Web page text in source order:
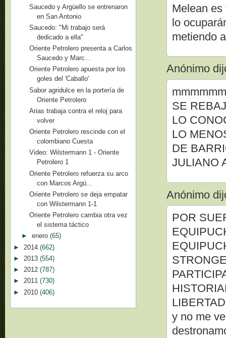
Melean
lo
metiendo
Anónimo
SE
LO
LO
DE
JULIANO
Anónimo
POR
y no me
Saucedo y Argüello se entrenaron
en San Antonio
Saucedo: "Mi trabajo será
dedicado a ella"
Oriente Petrolero presenta a Carlos
Saucedo y Marc...
Oriente Petrolero apuesta por los
goles del 'Caballo'
Sabor agridulce en la portería de
Oriente Petrolero
Arias trabaja contra el reloj para
volver
Oriente Petrolero rescinde con el
colombiano Cuesta
Video: Wilstermann 1 - Oriente
Petrolero 1
Oriente Petrolero refuerza su arco
con Marcos Argü...
Oriente Petrolero se deja empatar
con Wilstermann 1-1
Oriente Petrolero cambia otra vez
el sistema táctico
► enero (65)
► 2014 (662)
► 2013 (554)
► 2012 (787)
► 2011 (730)
► 2010 (406)